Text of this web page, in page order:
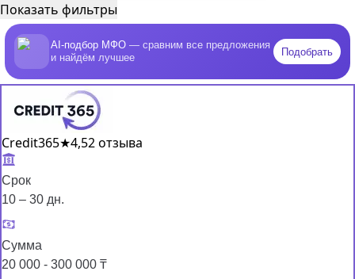
Показать фильтры
AI-подбор МФО — сравним все предложения
и найдём лучшее
Подобрать
Credit365★4,52 отзыва
Срок
10 – 30 дн.
Сумма
20 000 - 300 000 ₸